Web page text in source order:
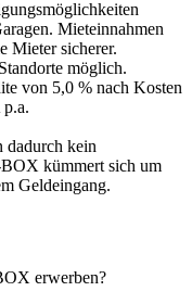
Mieteinnahmen
Mieter sicherer.
möglich.
von 5,0 % nach Kosten
dadurch kein
kümmert sich um
Geldeingang.
erwerben?